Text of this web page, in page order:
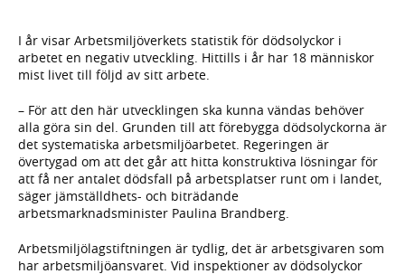
I år visar Arbetsmiljöverkets statistik för dödsolyckor i
arbetet en negativ utveckling. Hittills i år har 18 människor
mist livet till följd av sitt arbete.
– För att den här utvecklingen ska kunna vändas behöver
alla göra sin del. Grunden till att förebygga dödsolyckorna är
det systematiska arbetsmiljöarbetet. Regeringen är
övertygad om att det går att hitta konstruktiva lösningar för
att få ner antalet dödsfall på arbetsplatser runt om i landet,
säger jämställdhets- och biträdande
arbetsmarknadsminister Paulina Brandberg.
Arbetsmiljölagstiftningen är tydlig, det är arbetsgivaren som
har arbetsmiljöansvaret. Vid inspektioner av dödsolyckor